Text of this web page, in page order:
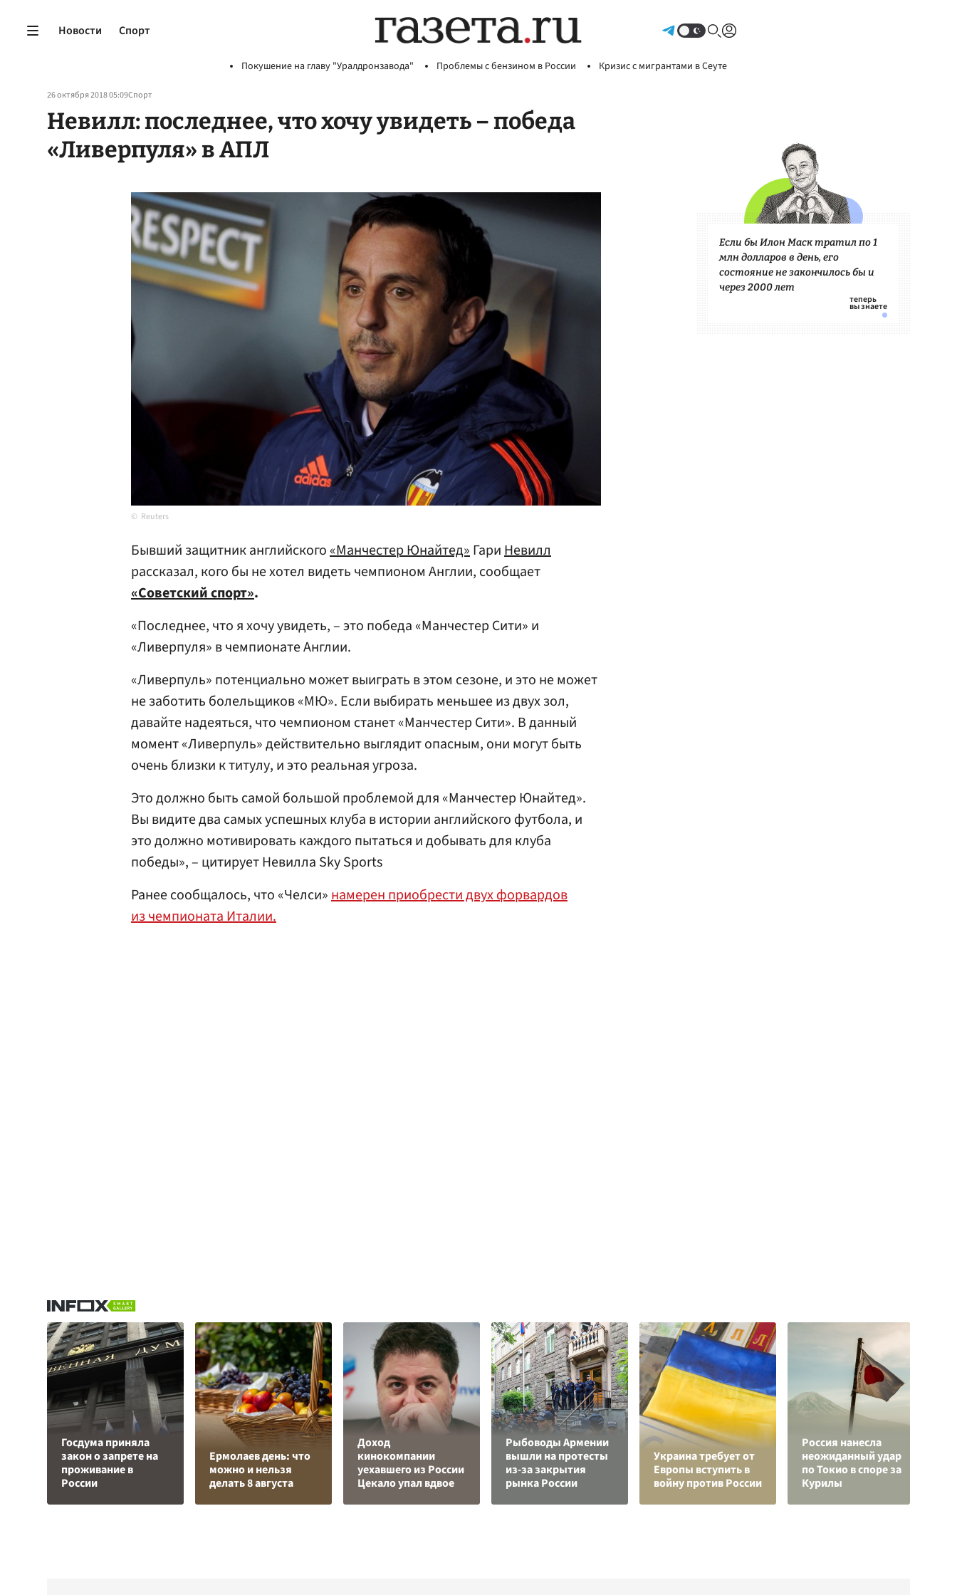
Новости Спорт
Покушение на главу "Уралдронзавода" Проблемы с бензином в России Кризис с мигрантами в Сеуте
26 октября 2018 05:09Спорт
Невилл: последнее, что хочу увидеть – победа
«Ливерпуля» в АПЛ
Reuters
Бывший защитник английского«Манчестер Юнайтед»ГариНевилл
рассказал, кого бы не хотел видеть чемпионом Англии, сообщает
«Советский спорт».
«Последнее, что я хочу увидеть, – это победа «Манчестер Сити» и
«Ливерпуля» в чемпионате Англии.
«Ливерпуль» потенциально может выиграть в этом сезоне, и это не может
не заботить болельщиков «МЮ». Если выбирать меньшее из двух зол,
давайте надеяться, что чемпионом станет «Манчестер Сити». В данный
момент «Ливерпуль» действительно выглядит опасным, они могут быть
очень близки к титулу, и это реальная угроза.
Это должно быть самой большой проблемой для «Манчестер Юнайтед».
Вы видите два самых успешных клуба в истории английского футбола, и
это должно мотивировать каждого пытаться и добывать для клуба
победы», – цитирует Невилла Sky Sports
Ранее сообщалось, что «Челси»намерен приобрести двух форвардов
из чемпионата Италии.
Если бы Илон Маск тратил по 1
млн долларов в день, его
состояние не закончилось бы и
через 2000 лет
Госдума приняла
закон о запрете на
проживание в
России
Ермолаев день: что
можно и нельзя
делать 8 августа
Доход
кинокомпании
уехавшего из России
Цекало упал вдвое
Рыбоводы Армении
вышли на протесты
из-за закрытия
рынка России
Украина требует от
Европы вступить в
войну против России
Россия нанесла
неожиданный удар
по Токио в споре за
Курилы